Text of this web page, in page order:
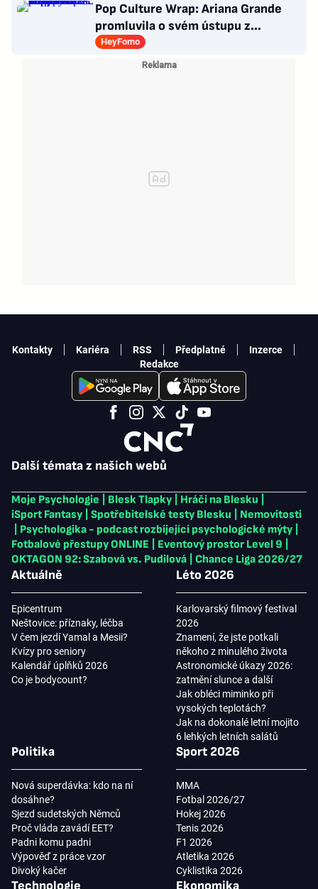
Pop Culture Wrap: Ariana Grande
promluvila o svém ústupu z
veřejného života a Sophia z
KATSEYE si dává pauzu od skupiny
HeyFomo
Další témata z našich webů
Moje Psychologie Blesk Tlapky Hráči na Blesku
iSport Fantasy
Spotřebitelské testy Blesku
Nemovitosti
Psychologika - podcast rozbíjející psychologické mýty
Fotbalové přestupy ONLINE
Eventový prostor Level 9
OKTAGON 92: Szabová vs. Pudilová
Chance Liga 2026/27
Aktuálně
Epicentrum
Neštovice: příznaky, léčba
V čem jezdí Yamal a Mesii?
Kvízy pro seniory
Kalendář úplňků 2026
Co je bodycount?
Léto 2026
Karlovarský filmový festival
2026
Znamení, že jste potkali
někoho z minulého života
Astronomické úkazy 2026:
zatmění slunce a další
Jak obléci miminko při
vysokých teplotách?
Jak na dokonalé letní mojito
6 lehkých letních salátů
Politika
Nová superdávka: kdo na ní
dosáhne?
Sjezd sudetských Němců
Proč vláda zavádí EET?
Padni komu padni
Výpověď z práce vzor
Divoký kačer
Sport 2026
MMA
Fotbal 2026/27
Hokej 2026
Tenis 2026
F1 2026
Atletika 2026
Cyklistika 2026
Technologie Ekonomika
Kontakty Kariéra RSS Předplatné
Inzerce
Redakce